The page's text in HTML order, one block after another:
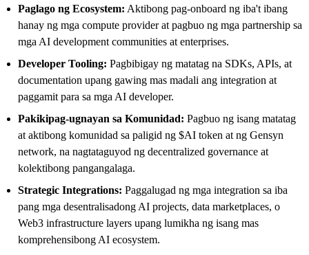
Paglago ng Ecosystem: Aktibong pag-onboard ng iba't ibang
hanay ng mga compute provider at pagbuo ng mga partnership sa
mga AI development communities at enterprises.
Developer Tooling: Pagbibigay ng matatag na SDKs, APIs, at
documentation upang gawing mas madali ang integration at
paggamit para sa mga AI developer.
Pakikipag-ugnayan sa Komunidad: Pagbuo ng isang matatag
at aktibong komunidad sa paligid ng $AI token at ng Gensyn
network, na nagtataguyod ng decentralized governance at
kolektibong pangangalaga.
Strategic Integrations: Paggalugad ng mga integration sa iba
pang mga desentralisadong AI projects, data marketplaces, o
Web3 infrastructure layers upang lumikha ng isang mas
komprehensibong AI ecosystem.